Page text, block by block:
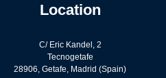
Location
C/ Eric Kandel, 2
Tecnogetafe
28906, Getafe, Madrid (Spain)